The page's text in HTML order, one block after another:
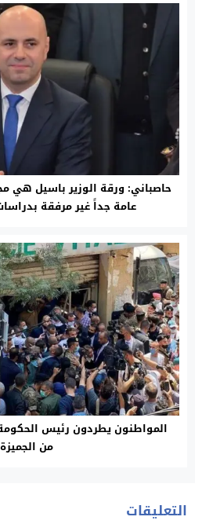
حاصباني: ورقة الوزير باسيل هي
عامة جداً غير مرفقة
المواطنون يطردون رئيس
من الجميزة
التعليقات